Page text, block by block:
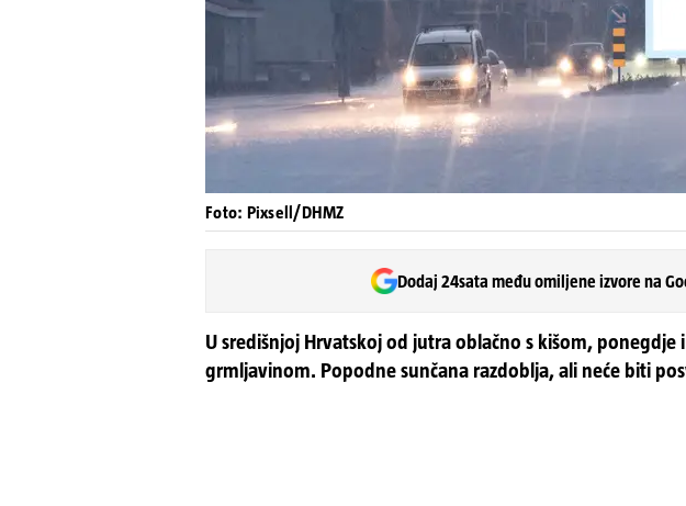
Foto: Pixsell/DHMZ
Dodaj 24sata među omiljene izvore na
U središnjoj Hrvatskoj od jutra oblačno s kišom, ponegdje
grmljavinom. Popodne sunčana razdoblja, ali neće biti